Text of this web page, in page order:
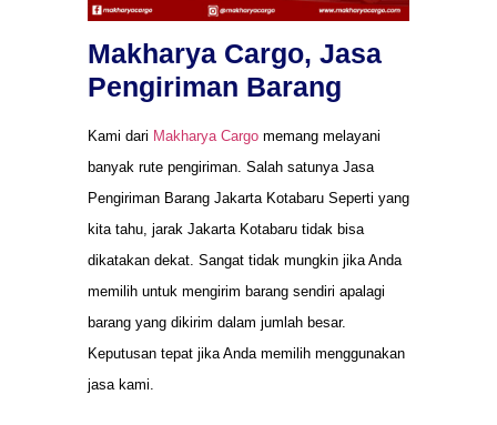
Makharya Cargo, Jasa
Pengiriman Barang
Kami dari Makharya Cargo memang melayani
banyak rute pengiriman. Salah satunya Jasa
Pengiriman Barang Jakarta Kotabaru Seperti yang
kita tahu, jarak Jakarta Kotabaru tidak bisa
dikatakan dekat. Sangat tidak mungkin jika Anda
memilih untuk mengirim barang sendiri apalagi
barang yang dikirim dalam jumlah besar.
Keputusan tepat jika Anda memilih menggunakan
jasa kami.